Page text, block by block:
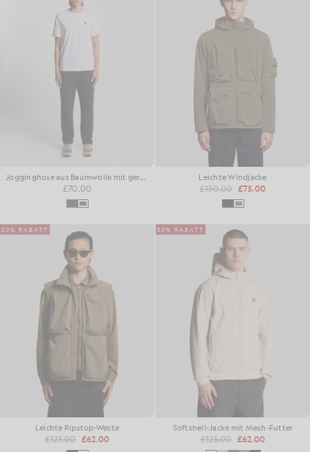
Jogginghose aus Baumwolle mit geradem Bein
£70.00
Leichte Windjacke
£150.00 £75.00
50% RABATT
Leichte Ripstop-Weste
£125.00 £62.00
50% RABATT
Softshell-Jacke mit Mesh-Futter
£125.00 £62.00